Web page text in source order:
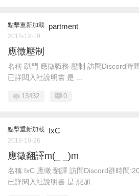
點擊重新加載 partment
2018-12-19
應徵壓制
名稱 趴門 應徵職務 壓制 訪問Discord時
已詳閱入社說明書 是 ...
13432 0
點擊重新加載 IxC
2018-10-26
應徵翻譯m(_ _)m
名稱:IxC 應徵:翻譯 訪問Discord群時間
已詳閱入社說明書:是 想加 ...